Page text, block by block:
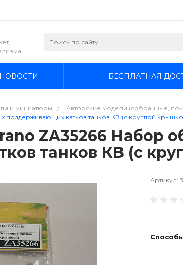
НОВОСТИ БЕСПЛАТНАЯ
и миниатюры / Авторские модели (собранные,
поддерживающих катков танков КВ (с круглой крышко
ZA35266 Набор
танков КВ (с
Артикул: